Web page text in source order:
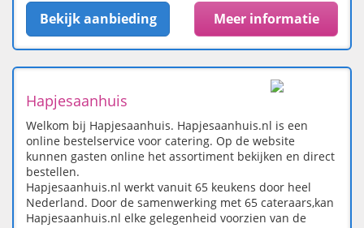
Bekijk aanbieding Meer informatie
Hapjesaanhuis
Welkom bij Hapjesaanhuis. Hapjesaanhuis.nl is een
online bestelservice voor catering. Op de website
kunnen gasten online het assortiment bekijken en direct
bestellen.
Hapjesaanhuis.nl werkt vanuit 65 keukens door heel
Nederland. Door de samenwerking met 65 cateraars,kan
Hapjesaanhuis.nl elke gelegenheid voorzien van de